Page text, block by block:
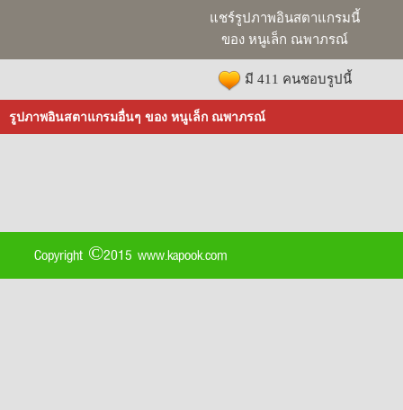
แชร์รูปภาพอินสตาแกรมนี้
ของ หนูเล็ก ณพาภรณ์
มี 411 คนชอบรูปนี้
รูปภาพอินสตาแกรมอื่นๆ ของ หนูเล็ก ณพาภรณ์
Copyright ©2015 www.kapook.com